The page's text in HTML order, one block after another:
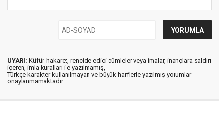
UYARI: Küfür, hakaret, rencide edici cümleler veya imalar, inançlara saldırı
içeren, imla kuralları ile yazılmamış,
Türkçe karakter kullanılmayan ve büyük harflerle yazılmış yorumlar
onaylanmamaktadır.